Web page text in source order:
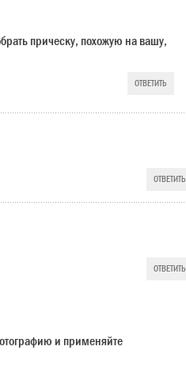
прическу, похожую на вашу,
ОТВЕТИТЬ
ОТВЕТИТЬ
ОТВЕТИТЬ
и применяйте